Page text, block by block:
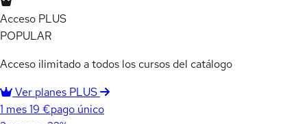
Acceso PLUS
POPULAR
Acceso ilimitado a todos los cursos del catálogo
Ver planes PLUS
1 mes19 €pago único